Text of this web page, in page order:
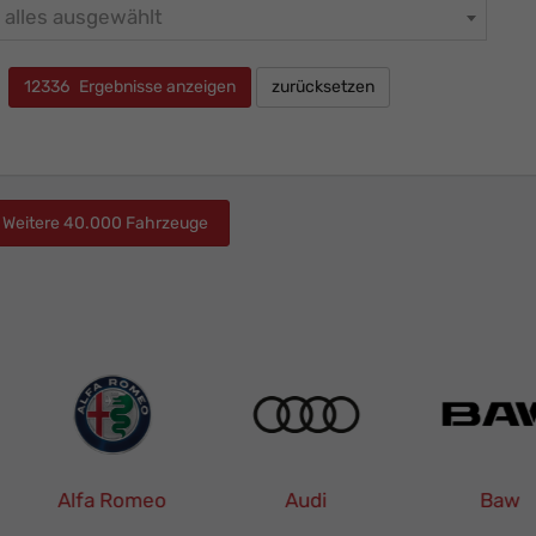
alles ausgewählt
12336 Ergebnisse anzeigen zurücksetzen
Weitere 40.000 Fahrzeuge
Alfa RomeoAlle
AudiAlle
BawAlle